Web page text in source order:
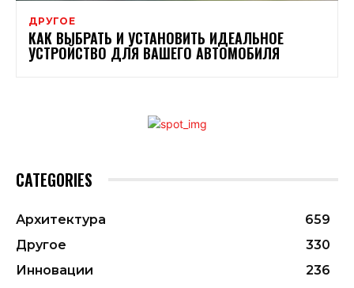
ДРУГОЕ
КАК ВЫБРАТЬ И УСТАНОВИТЬ ИДЕАЛЬНОЕ
УСТРОЙСТВО ДЛЯ ВАШЕГО АВТОМОБИЛЯ
CATEGORIES
Архитектура
659
Другое
330
Инновации
236